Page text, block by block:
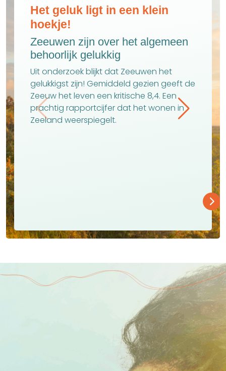
Het geluk ligt in een klein
hoekje!
Zeeuwen zijn over het algemeen
behoorlijk gelukkig
Uit onderzoek blijkt dat Zeeuwen het
gelukkigst zijn! Gemiddeld gezien geeft de
Zeeuw het leven een kritische 8,4. Een
prachtig rapportcijfer dat het wonen in
Zeeland weerspiegelt.